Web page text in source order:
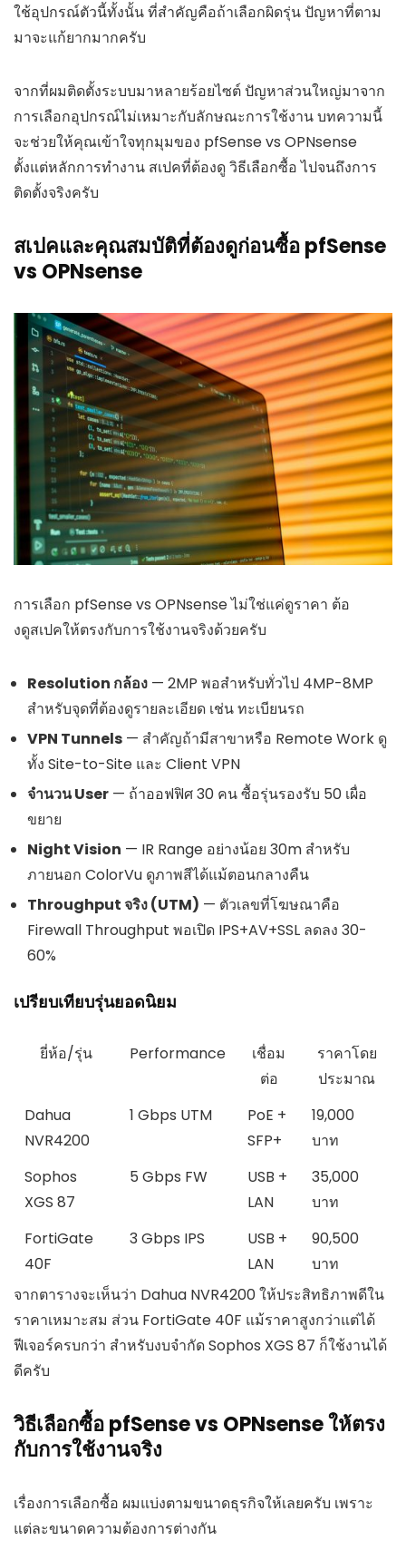
ใช้อุปกรณ์ตัวนี้ทั้งนั้น ที่สำคัญคือถ้าเลือกผิดรุ่น ปัญหาที่ตาม
มาจะแก้ยากมากครับ
จากที่ผมติดตั้งระบบมาหลายร้อยไซต์ ปัญหาส่วนใหญ่มาจาก
การเลือกอุปกรณ์ไม่เหมาะกับลักษณะการใช้งาน บทความนี้
จะช่วยให้คุณเข้าใจทุกมุมของ pfSense vs OPNsense
ตั้งแต่หลักการทำงาน สเปคที่ต้องดู วิธีเลือกซื้อ ไปจนถึงการ
ติดตั้งจริงครับ
สเปคและคุณสมบัติที่ต้องดูก่อนซื้อ pfSense
vs OPNsense
การเลือก pfSense vs OPNsense ไม่ใช่แค่ดูราคา ต้อ
งดูสเปคให้ตรงกับการใช้งานจริงด้วยครับ
Resolution กล้อง — 2MP พอสำหรับทั่วไป 4MP-8MP
สำหรับจุดที่ต้องดูรายละเอียด เช่น ทะเบียนรถ
VPN Tunnels — สำคัญถ้ามีสาขาหรือ Remote Work ดู
ทั้ง Site-to-Site และ Client VPN
จำนวน User — ถ้าออฟฟิศ 30 คน ซื้อรุ่นรองรับ 50 เผื่อ
ขยาย
Night Vision — IR Range อย่างน้อย 30m สำหรับ
ภายนอก ColorVu ดูภาพสีได้แม้ตอนกลางคืน
Throughput จริง (UTM) — ตัวเลขที่โฆษณาคือ
Firewall Throughput พอเปิด IPS+AV+SSL ลดลง 30-
60%
เปรียบเทียบรุ่นยอดนิยม
ยี่ห้อ/รุ่น Performance
เชื่อม
ต่อ
ราคาโดย
ประมาณ
Dahua
NVR4200
1 Gbps UTM
PoE +
SFP+
19,000
บาท
Sophos
XGS 87
5 Gbps FW
USB +
LAN
35,000
บาท
FortiGate
40F
3 Gbps IPS
USB +
LAN
90,500
บาท
จากตารางจะเห็นว่า Dahua NVR4200 ให้ประสิทธิภาพดีใน
ราคาเหมาะสม ส่วน FortiGate 40F แม้ราคาสูงกว่าแต่ได้
ฟีเจอร์ครบกว่า สำหรับงบจำกัด Sophos XGS 87 ก็ใช้งานได้
ดีครับ
วิธีเลือกซื้อ pfSense vs OPNsense ให้ตรง
กับการใช้งานจริง
เรื่องการเลือกซื้อ ผมแบ่งตามขนาดธุรกิจให้เลยครับ เพราะ
แต่ละขนาดความต้องการต่างกัน